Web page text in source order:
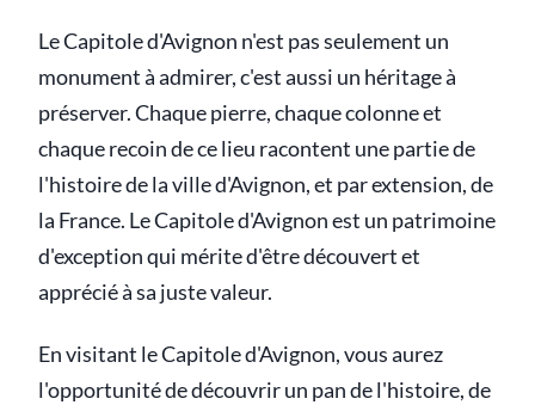
Le Capitole d'Avignon n'est pas seulement un
monument à admirer, c'est aussi un héritage à
préserver. Chaque pierre, chaque colonne et
chaque recoin de ce lieu racontent une partie de
l'histoire de la ville d'Avignon, et par extension, de
la France. Le Capitole d'Avignon est un patrimoine
d'exception qui mérite d'être découvert et
apprécié à sa juste valeur.
En visitant le Capitole d'Avignon, vous aurez
l'opportunité de découvrir un pan de l'histoire, de